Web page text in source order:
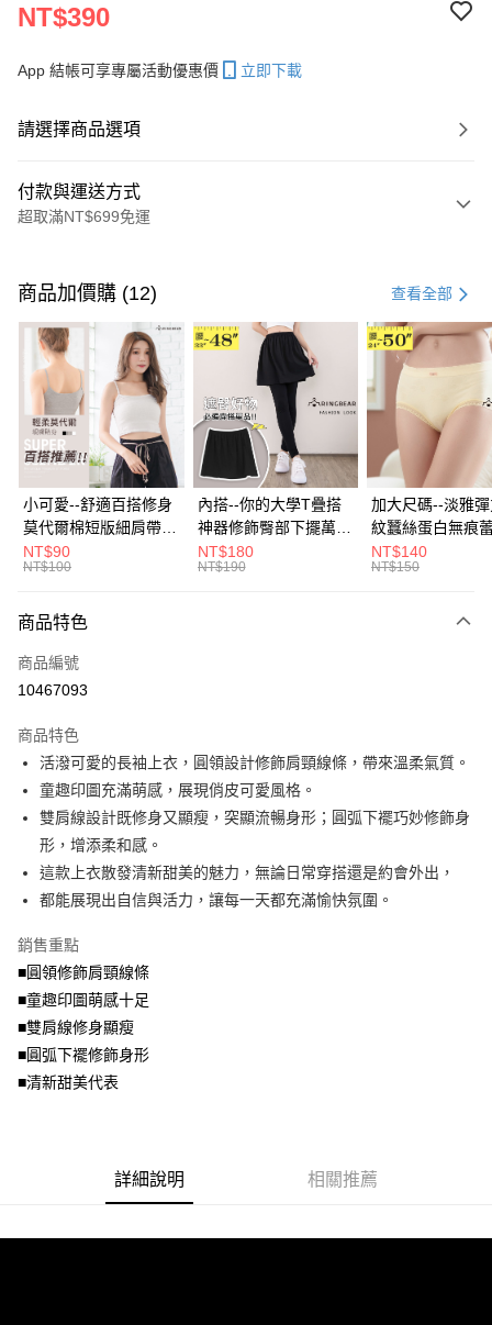
NT$390
App 結帳可享專屬活動優惠價 立即下載
請選擇商品選項
付款與運送方式
超取滿NT$699免運
信用卡一次付款
超商取貨付款
LINE Pay
Apple Pay
街口支付
悠遊付
Google Pay
全盈+PAY
大哥付你分期
【大哥付你分期使用說明】
1.本服務由台灣大哥大提供，台灣大哥大用戶可立即使用無須另外申請。
流程，驗證手機門號後，選擇欲分期的期數、繳款截止日，確認付款後即完
成交易。
3.實際核准額度、可分期數及費用金額請依後續交易確認頁面所載為準。
4.訂單成立30分鐘內，如未前往確認交易或遇審核未通過，訂單將自動取
法說明評估內容。
【繳款方式說明】
1.分期款項不併入電信帳單，「大哥付你分期」於每月結算日後寄送繳費提
醒簡訊。
2.透過簡訊連結打開帳單後，可選擇「超商條碼／台灣大直營門市／銀行轉
【注意事項】
1.本服務係由「台灣大哥大股份有限公司」（以下簡稱本公司）所提供，讓
用戶於交易時，得透過本服務購買商品或服務，並由商店將買賣／分期付款
買賣價金債權讓與本公司後，依約使用本公司帳單繳交帳款。
資料（包含姓名、電話或地址）提供予台灣大哥大進項蒐集、處理及利用，
由本公司與您本人進行分期帳單所需資料之確認、核對及更正。
AFTEE先享後付
【關於「AFTEE先享後付」】
AFTEE先享後付是「在收到商品之後才付款」的支付方式。 讓您購物簡單
便利好安心！
１．簡單：不需註冊會員、不需綁卡、不需儲值。
２．便利：只要手機號碼，簡訊認證，即可結帳。
３．安心：先確認商品／服務後，再付款。
【「AFTEE先享後付」結帳流程】
１．於結帳方式選擇「AFTEE先享後付」後，將跳轉至「AFTEE先享後付」
３．收到繳費通知簡訊後14天內，點擊此簡訊中的連結，可透過四大超商／
ATM／網路銀行／等多元方式進行付款，方視為交易完成。
※ 請注意：結帳手續完成當下不需立刻繳費，但若您需要取消訂單，請聯絡
購買商品的店家。未經商家同意取消之訂單仍視為有效，需透過AFTEE先享
後付繳納相關費用。
※ 交易是否成功請以「AFTEE先享後付 」之結帳頁面顯示為準，若有關於
是否繳費成功／繳費後需取消欲退款等相關疑問，請聯繫「AFTEE先享後付
客戶支援中心」
易，需依本服務之必要範圍內提供個人資料，並將交易相關給付款項請求債
權轉讓予恩沛科技股份有限公司。
ATM付款
全家取貨付款
每筆NT$70，滿NT$699(含以上)免運費
付款後全家取貨
每筆NT$70，滿NT$699(含以上)免運費
7-11取貨付款
每筆NT$70，滿NT$799(含以上)免運費
付款後7-11取貨
每筆NT$70，滿NT$699(含以上)免運費
商品加價購 (12) 查看全部
小可愛--舒適百搭修身
莫代爾棉短版細肩帶素
色背心(白.黑.灰L-2L)-
U582眼圈熊中大尺碼
NT$90
NT$100
內搭--你的大學T疊搭
神器修飾臀部下擺萬用
內搭裙/遮臀裙(黑2L-
6L)-Q155眼圈熊中大
NT$180
NT$190
加大尺碼--淡雅
紋蠶絲蛋白無痕
角內褲(白.粉.藍.
3L)-L28眼圈熊中
NT$140
NT$150
商品特色
商品編號
10467093
商品特色
活潑可愛的長袖上衣，圓領設計修飾肩頸線條，帶來溫柔氣質。
童趣印圖充滿萌感，展現俏皮可愛風格。
雙肩線設計既修身又顯瘦，突顯流暢身形；圓弧下襬巧妙修飾身
形，增添柔和感。
這款上衣散發清新甜美的魅力，無論日常穿搭還是約會外出，
都能展現出自信與活力，讓每一天都充滿愉快氛圍。
銷售重點
■圓領修飾肩頸線條
■童趣印圖萌感十足
■雙肩線修身顯瘦
■圓弧下襬修飾身形
■清新甜美代表
詳細說明 相關推薦